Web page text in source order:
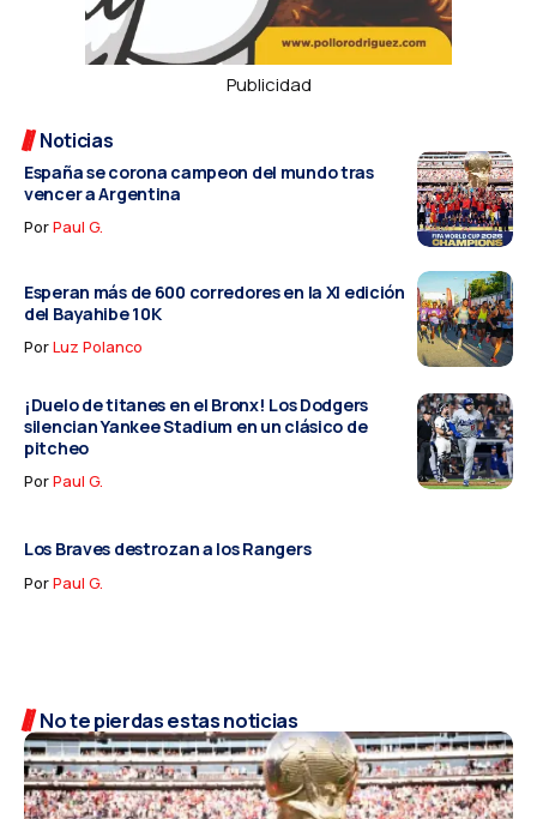
Publicidad
Noticias
España se corona campeon del mundo tras
vencer a Argentina
PorPaul G.
Esperan más de 600 corredores en la XI edición
del Bayahibe 10K
PorLuz Polanco
¡Duelo de titanes en el Bronx! Los Dodgers
silencian Yankee Stadium en un clásico de
pitcheo
PorPaul G.
Los Braves destrozan a los Rangers
PorPaul G.
No te pierdas estas noticias